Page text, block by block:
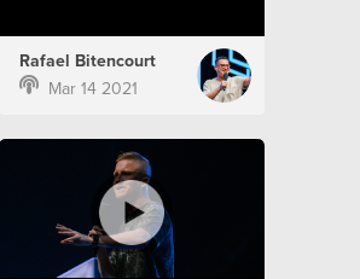
Rafael Bitencourt
Mar 14 2021